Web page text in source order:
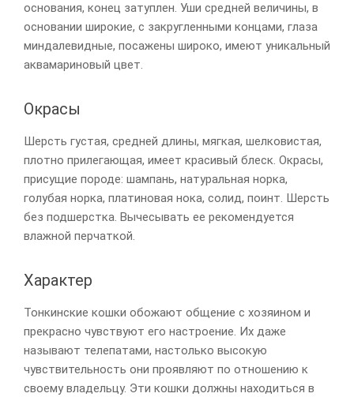
основания, конец затуплен. Уши средней величины, в
основании широкие, с закругленными концами, глаза
миндалевидные, посажены широко, имеют уникальный
аквамариновый цвет.
Окрасы
Шерсть густая, средней длины, мягкая, шелковистая,
плотно прилегающая, имеет красивый блеск. Окрасы,
присущие породе: шампань, натуральная норка,
голубая норка, платиновая нока, солид, поинт. Шерсть
без подшерстка. Вычесывать ее рекомендуется
влажной перчаткой.
Характер
Тонкинские кошки обожают общение с хозяином и
прекрасно чувствуют его настроение. Их даже
называют телепатами, настолько высокую
чувствительность они проявляют по отношению к
своему владельцу. Эти кошки должны находиться в